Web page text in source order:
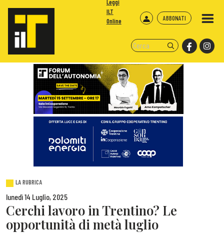
ABBONATI
Leggi
ILT
Online
LA RUBRICA
lunedì 14 Luglio, 2025
Cerchi lavoro in Trentino? Le
opportunità di metà luglio